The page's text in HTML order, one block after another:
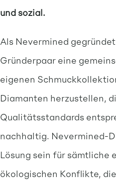
und sozial.
Als Nevermined
Gründerpaar eine
eigenen
Diamanten herzustellen,
Qualitätsstandards
nachhaltig. Nevermined-
Lösung sein für sämtliche
ökologischen Konflikte,